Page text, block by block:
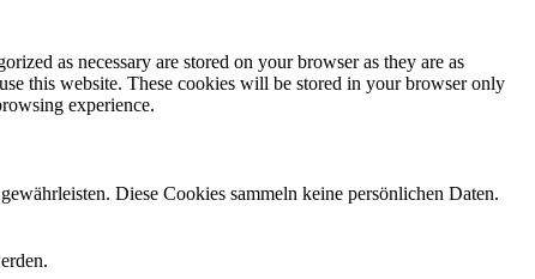
as necessary are stored on your browser as they are as
this website. These cookies will be stored in your browser only
experience.
Diese Cookies sammeln keine persönlichen Daten.